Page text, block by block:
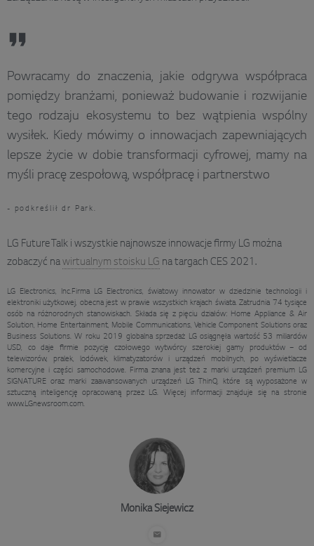
Powracamy do znaczenia, jakie odgrywa współpraca
pomiędzy branżami, ponieważ budowanie i rozwijanie
tego rodzaju ekosystemu to bez wątpienia wspólny
wysiłek. Kiedy mówimy o innowacjach zapewniających
lepsze życie w dobie transformacji cyfrowej, mamy na
myśli pracę zespołową, współpracę i partnerstwo
- podkreślił dr Park.
LG Future Talk i wszystkie najnowsze innowacje firmy LG można
zobaczyć nawirtualnym stoisku LG na targach CES 2021.
LG Electronics, Inc.Firma LG Electronics, światowy innowator w dziedzinie technologii i
elektroniki użytkowej, obecna jest w prawie wszystkich krajach świata. Zatrudnia 74 tysiące
osób na różnorodnych stanowiskach. Składa się z pięciu działów: Home Appliance & Air
Solution, Home Entertainment, Mobile Communications, Vehicle Component Solutions oraz
Business Solutions. W roku 2019 globalna sprzedaż LG osiągnęła wartość 53 miliardów
USD, co daje firmie pozycję czołowego wytwórcy szerokiej gamy produktów – od
telewizorów, pralek, lodówek, klimatyzatorów i urządzeń mobilnych, po wyświetlacze
komercyjne i części samochodowe. Firma znana jest też z marki urządzeń premium LG
SIGNATURE oraz marki zaawansowanych urządzeń LG ThinQ, które są wyposażone w
sztuczną inteligencję opracowaną przez LG. Więcej informacji znajduje się na stronie
www.LGnewsroom.com.
Monika Siejewicz